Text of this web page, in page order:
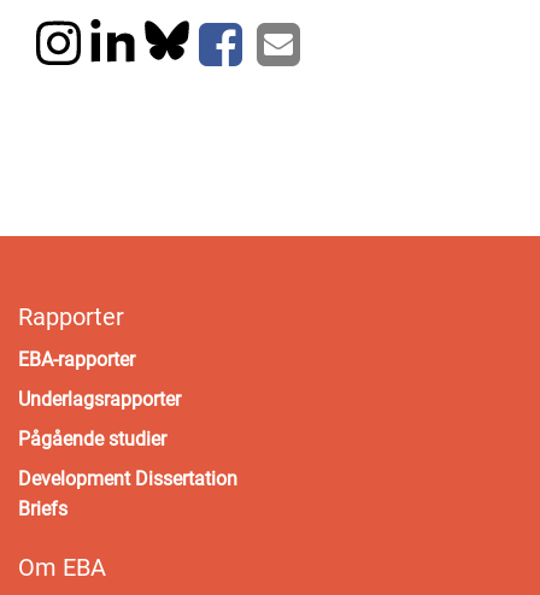
Rapporter
EBA-rapporter
Underlagsrapporter
Pågående studier
Development Dissertation
Briefs
Om EBA